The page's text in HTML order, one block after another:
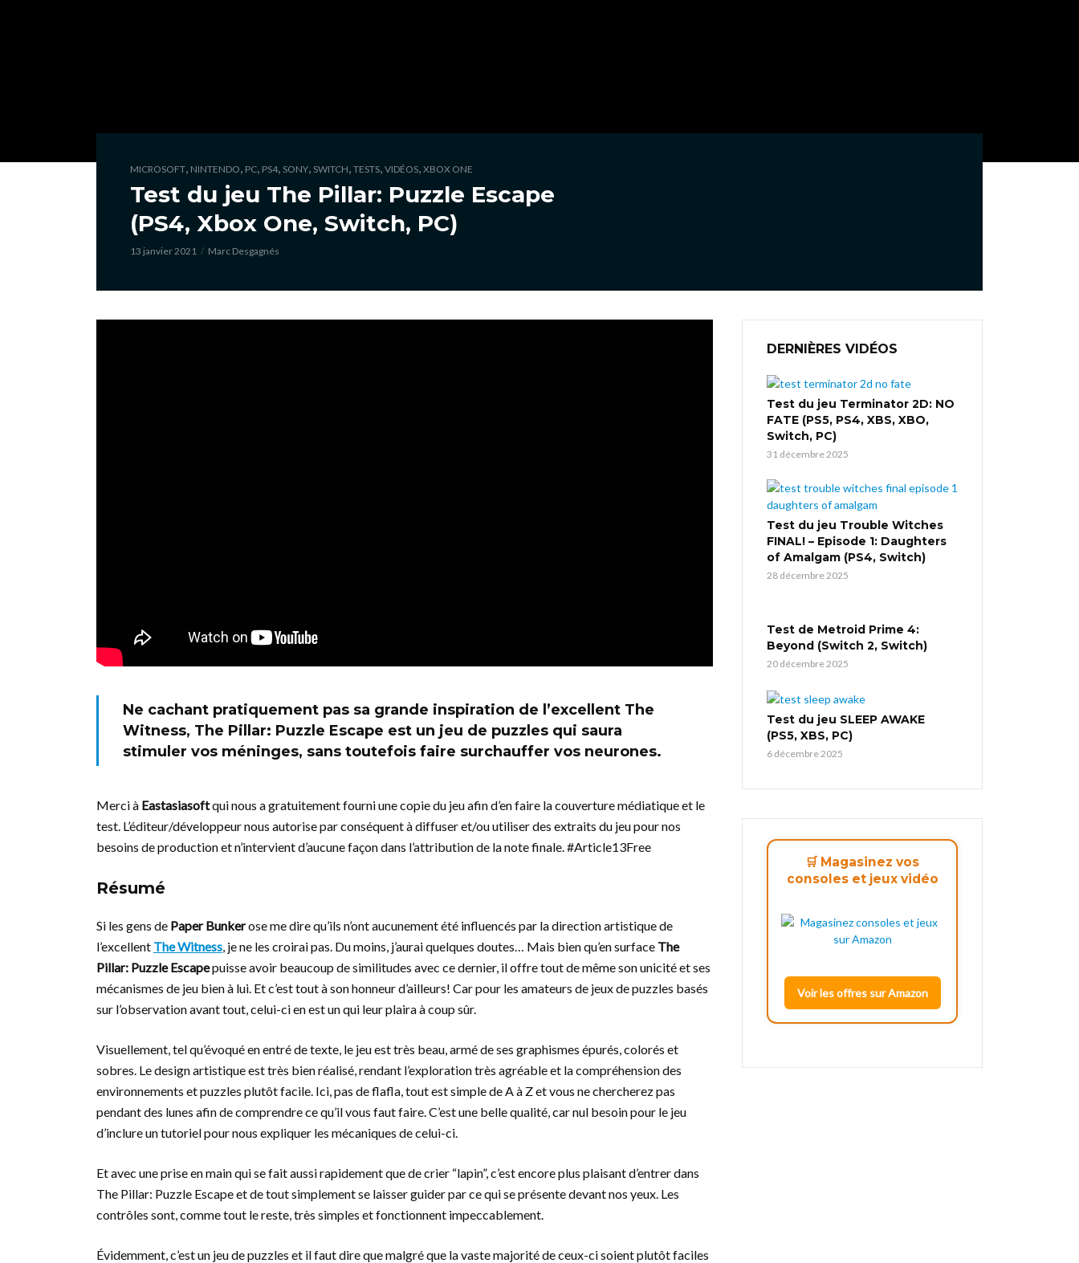
MICROSOFT, NINTENDO, PC, PS4, SONY, SWITCH, TESTS, VIDÉOS, XBOX ONE
Test du jeu The Pillar: Puzzle Escape
(PS4, Xbox One, Switch, PC)
13 janvier 2021 Marc Desgagnés
Ne cachant pratiquement pas sa grande inspiration de l’excellent The
Witness, The Pillar: Puzzle Escape est un jeu de puzzles qui saura
stimuler vos méninges, sans toutefois faire surchauffer vos neurones.
Merci à Eastasiasoftqui nous a gratuitement fourni une copie du jeu afin d’en faire la couverture médiatique et le
test. L’éditeur/développeur nous autorise par conséquent à diffuser et/ou utiliser des extraits du jeu pour nos
besoins de production et n’intervient d’aucune façon dans l’attribution de la note finale. #Article13Free
Résumé
Si les gens de Paper Bunkerose me dire qu’ils n’ont aucunement été influencés par la direction artistique de
l’excellent The Witness, je ne les croirai pas. Du moins, j’aurai quelques doutes… Mais bien qu’en surface The
Pillar: Puzzle Escapepuisse avoir beaucoup de similitudes avec ce dernier, il offre tout de même son unicité et ses
mécanismes de jeu bien à lui. Et c’est tout à son honneur d’ailleurs! Car pour les amateurs de jeux de puzzles basés
sur l’observation avant tout, celui-ci en est un qui leur plaira à coup sûr.
Visuellement, tel qu’évoqué en entré de texte, le jeu est très beau, armé de ses graphismes épurés, colorés et
sobres. Le design artistique est très bien réalisé, rendant l’exploration très agréable et la compréhension des
environnements et puzzles plutôt facile. Ici, pas de flafla, tout est simple de A à Z et vous ne chercherez pas
pendant des lunes afin de comprendre ce qu’il vous faut faire. C’est une belle qualité, car nul besoin pour le jeu
d’inclure un tutoriel pour nous expliquer les mécaniques de celui-ci.
Et avec une prise en main qui se fait aussi rapidement que de crier “lapin”, c’est encore plus plaisant d’entrer dans
The Pillar: Puzzle Escape et de tout simplement se laisser guider par ce qui se présente devant nos yeux. Les
contrôles sont, comme tout le reste, très simples et fonctionnent impeccablement.
Évidemment, c’est un jeu de puzzles et il faut dire que malgré que la vaste majorité de ceux-ci soient plutôt faciles
DERNIÈRES VIDÉOS
Test du jeu Terminator 2D: NO
FATE (PS5, PS4, XBS, XBO,
Switch, PC)
31 décembre 2025
Test du jeu Trouble Witches
FINAL! – Episode 1: Daughters
of Amalgam (PS4, Switch)
28 décembre 2025
Test de Metroid Prime 4:
Beyond (Switch 2, Switch)
20 décembre 2025
Test du jeu SLEEP AWAKE
(PS5, XBS, PC)
6 décembre 2025
🛒 Magasinez vos
consoles et jeux vidéo
Voir les offres sur Amazon